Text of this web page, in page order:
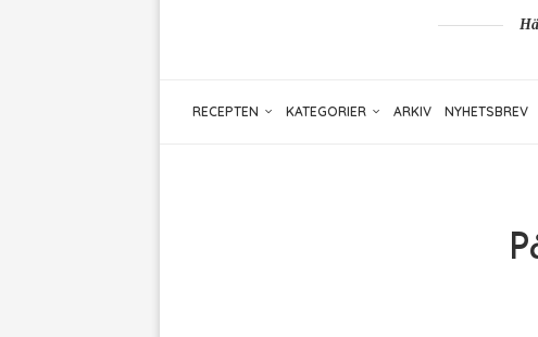
RECEPTEN KATEGORIER ARKIV NYHETSBREV